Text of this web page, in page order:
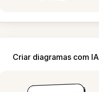
Criar diagramas com IA